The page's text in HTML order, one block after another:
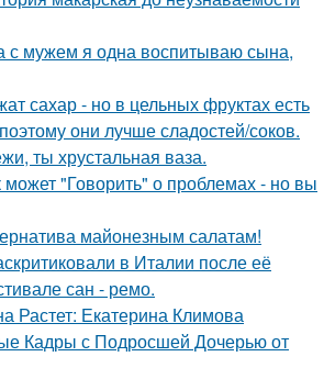
с мужем я одна воспитываю сына,
сахар - но в цельных фруктах есть
они лучше сладостей/соков.
ты хрустальная ваза.
"Говорить" о проблемах - но вы
майонезным салатам!
в Италии после её
сан - ремо.
Растет: Екатерина Климова
Кадры с Подросшей Дочерью от